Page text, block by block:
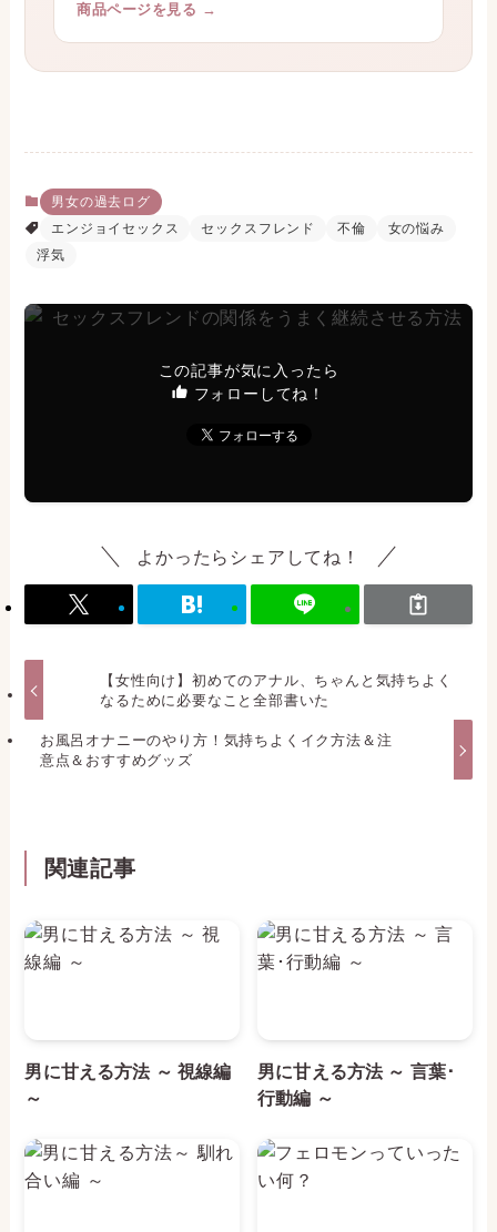
商品ページを見る →
男女の過去ログ
エンジョイセックス
セックスフレンド 不倫
女の悩み
浮気
この記事が気に入ったら
フォローしてね！
よかったらシェアしてね！
【女性向け】初めてのアナル、ちゃんと気持ちよく
なるために必要なこと全部書いた
お風呂オナニーのやり方！気持ちよくイク方法＆注
意点＆おすすめグッズ
関連記事
男に甘える方法 ～ 視線編
～
男に甘える方法 ～ 言葉･
行動編 ～